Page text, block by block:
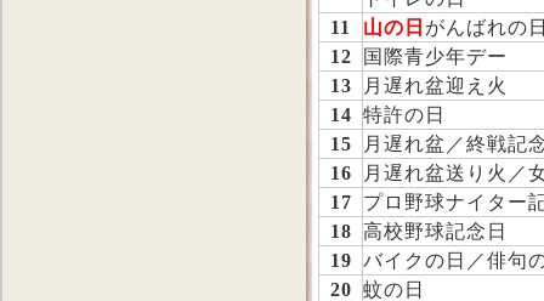
11
山の日 がんばれの
12
国際青少年デー
13
月遅れ盆迎え火
14 特許の日
15
月遅れ盆／終戦記
16
月遅れ盆送り火／
17
プロ野球ナイター
18 高校野球記念日
19 バイクの日／俳句
20 蚊の日